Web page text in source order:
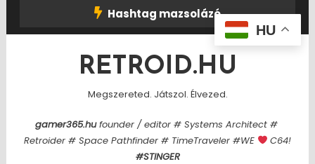
Hashtag mazsolázó
RETROID.HU
Megszereted. Játszol. Élvezed.
gamer365.hufounder / editor # Systems Architect #
Retroider # Space Pathfinder # TimeTraveler #WE
C64!
#STINGER
HU